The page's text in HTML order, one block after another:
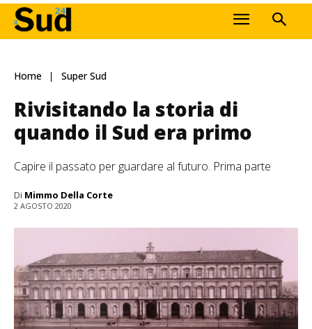
Home Super Sud
Rivisitando la storia di
quando il Sud era primo
Capire il passato per guardare al futuro. Prima parte
Di Mimmo Della Corte
2 AGOSTO 2020